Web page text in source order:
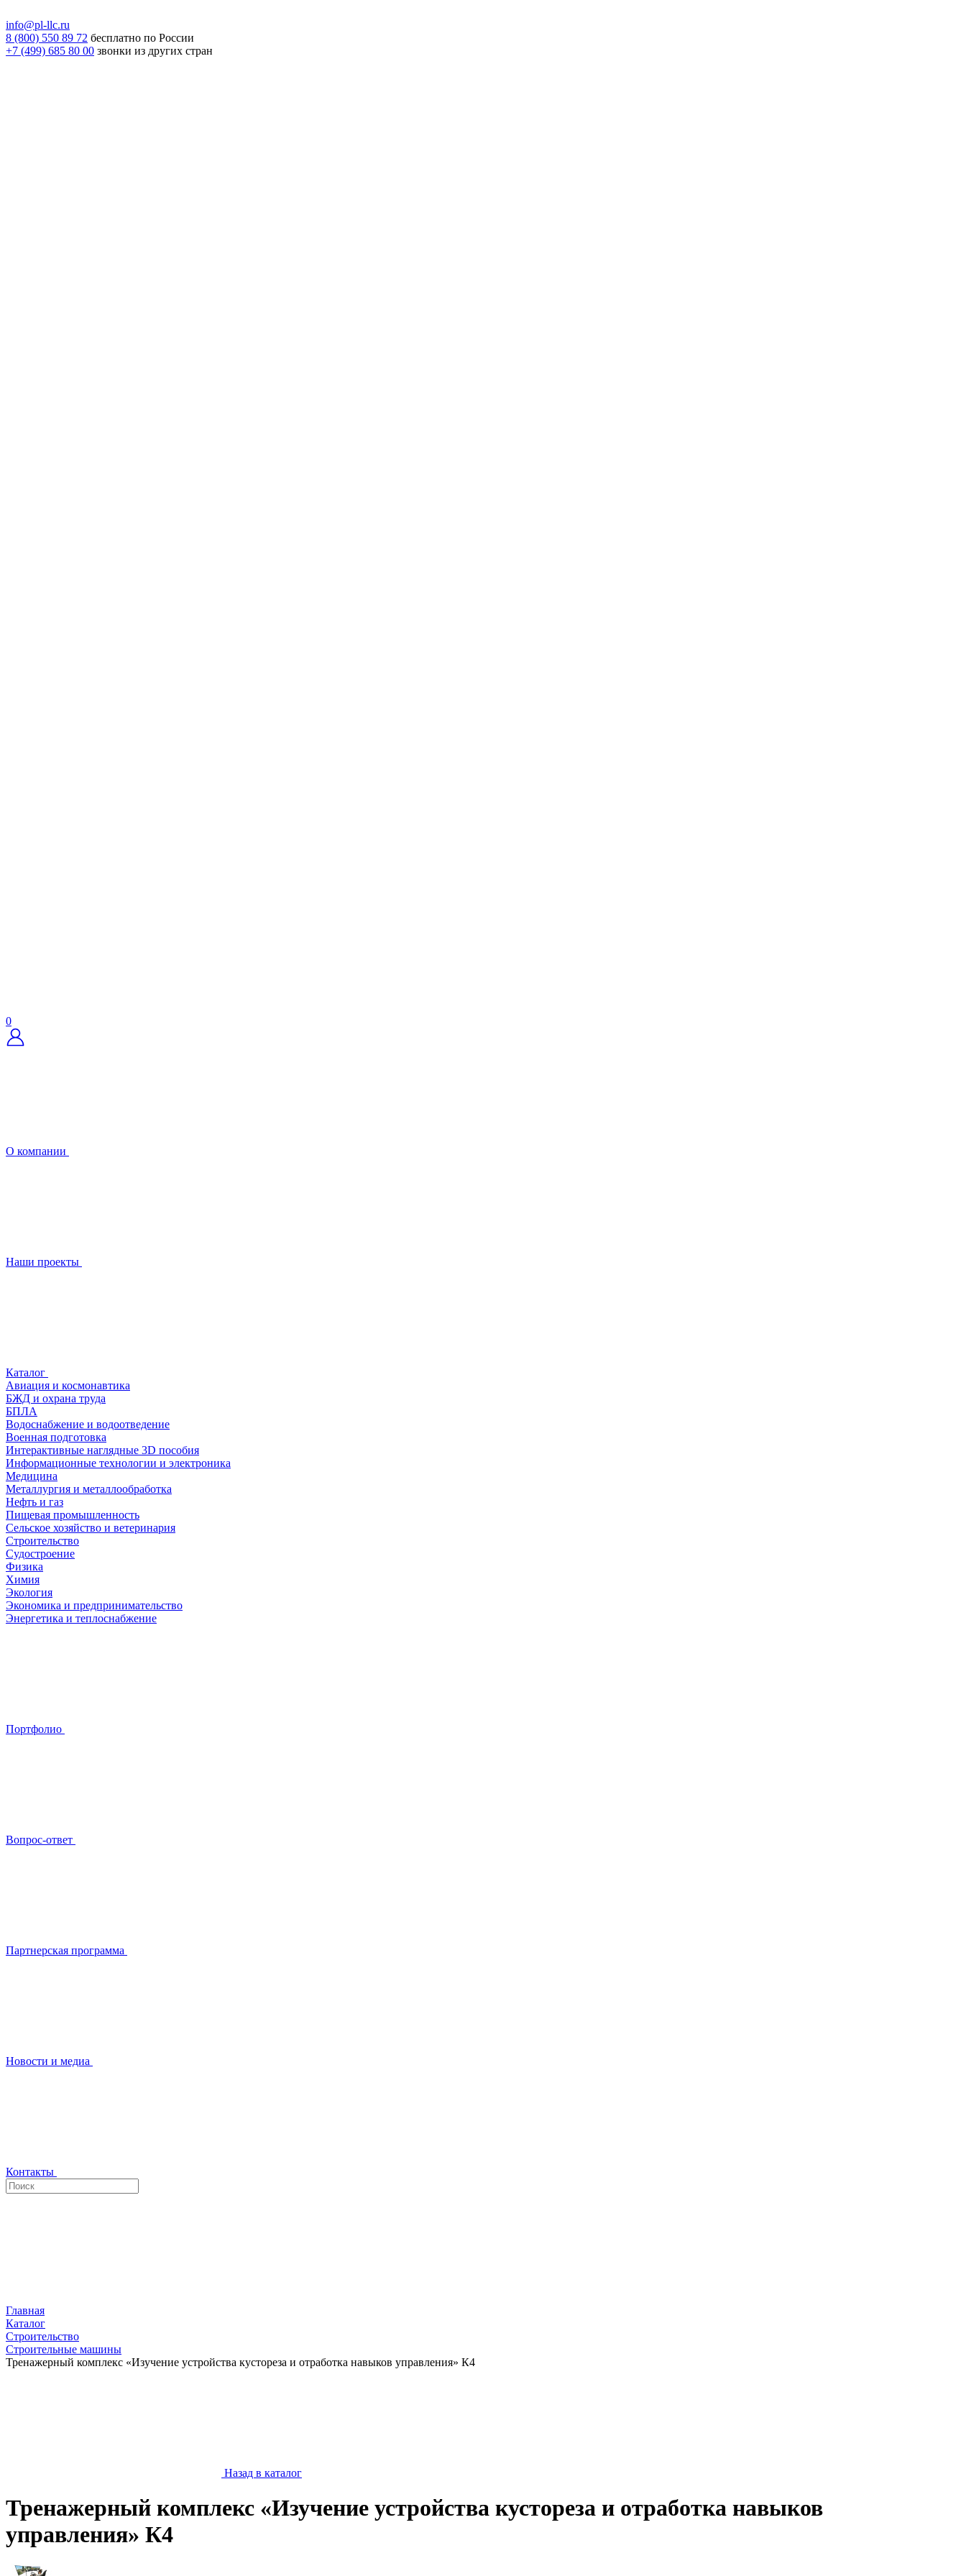
info@pl-llc.ru
8 (800) 550 89 72 бесплатно по России
+7 (499) 685 80 00 звонки из других стран
0
О компании
Наши проекты
Каталог
Авиация и космонавтика
БЖД и охрана труда
БПЛА
Водоснабжение и водоотведение
Военная подготовка
Интерактивные наглядные 3D пособия
Информационные технологии и электроника
Медицина
Металлургия и металлообработка
Нефть и газ
Пищевая промышленность
Сельское хозяйство и ветеринария
Строительство
Судостроение
Физика
Химия
Экология
Экономика и предпринимательство
Энергетика и теплоснабжение
Портфолио
Вопрос-ответ
Партнерская программа
Новости и медиа
Контакты
Главная
Каталог
Строительство
Строительные машины
Тренажерный комплекс «Изучение устройства кустореза и отработка навыков управления» К4
Назад в каталог
Тренажерный комплекс «Изучение устройства кустореза и отработка навыков
управления» К4